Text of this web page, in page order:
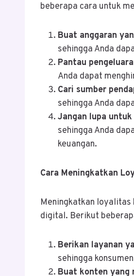
beberapa cara untuk
Buat anggaran
sehingga Anda
Pantau
Anda dapat
Cari sumber
sehingga Anda
Jangan lupa
sehingga Anda
keuangan.
Cara Meningkatkan
Meningkatkan loyalitas
digital. Berikut
Berikan layanan
sehingga
Buat konten yang